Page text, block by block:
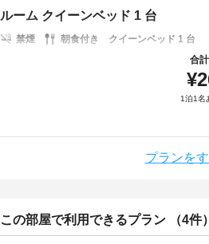
ルーム クイーンベッド 1 台
禁煙 朝食付き
クイーンベッド 1 台
合計
¥
1泊1名
プランを
この部屋で利用できるプラン （4件）